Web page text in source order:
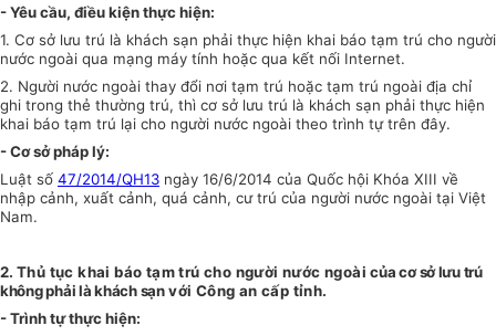
- Yêu cầu, điều kiện thực hiện:
1. Cơ sở lưu trú là khách sạn phải thực hiện khai báo tạm trú cho người
nước ngoài qua mạng máy tính hoặc qua kết nối Internet.
2. Người nước ngoài thay đổi nơi tạm trú hoặc tạm trú ngoài địa chỉ
ghi trong thẻ thường trú, thì cơ sở lưu trú là khách sạn phải thực hiện
khai báo tạm trú lại cho người nước ngoài theo trình tự trên đây.
- Cơ sở pháp lý:
Luật số 47/2014/QH13 ngày 16/6/2014 của Quốc hội Khóa XIII về
nhập cảnh, xuất cảnh, quá cảnh, cư trú của người nước ngoài tại Việt
Nam.
2. Thủ tục khai báo tạm trú cho người nước ngoàicủa cơ sở lưu trú
không phải là khách sạnvới Công an cấp tỉnh.
- Trình tự thực hiện: